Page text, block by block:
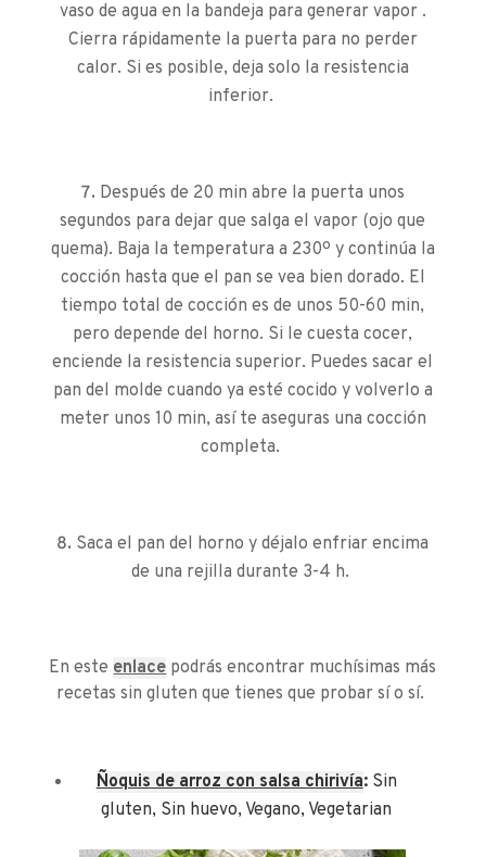
vaso de agua en la bandeja para generar vapor .
Cierra rápidamente la puerta para no perder
calor. Si es posible, deja solo la resistencia
inferior.
Después de 20 min abre la puerta unos
segundos para dejar que salga el vapor (ojo que
quema). Baja la temperatura a 230º y continúa la
cocción hasta que el pan se vea bien dorado. El
tiempo total de cocción es de unos 50-60 min,
pero depende del horno. Si le cuesta cocer,
enciende la resistencia superior. Puedes sacar el
pan del molde cuando ya esté cocido y volverlo a
meter unos 10 min, así te aseguras una cocción
completa.
Saca el pan del horno y déjalo enfriar encima
de una rejilla durante 3-4 h.
En esteenlacepodrás encontrar muchísimas más
recetas sin gluten que tienes que probar sí o sí.
Ñoquis de arroz con salsa chirivía: Sin
gluten, Sin huevo, Vegano, Vegetarian